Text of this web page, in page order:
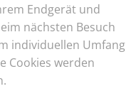
Endgerät und
nächsten Besuch
individuellen Umfang
Cookies werden